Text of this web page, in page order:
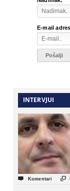
E-mail
INTERVJUI
 Komentari 